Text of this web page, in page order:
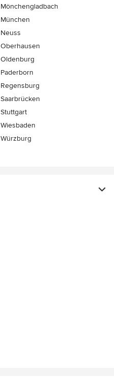
Mönchen­gladbach
München
Neuss
Oberhausen
Oldenburg
Paderborn
Regensburg
Saarbrücken
Stuttgart
Wiesbaden
Würzburg